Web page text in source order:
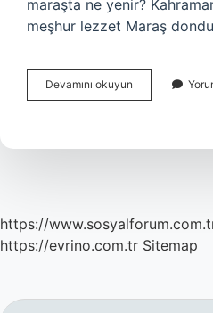
maraşta ne yenir?
meşhur lezzet Maraş
Devamını okuyun
Ne
https://
https://evrino.com.tr Sitemap